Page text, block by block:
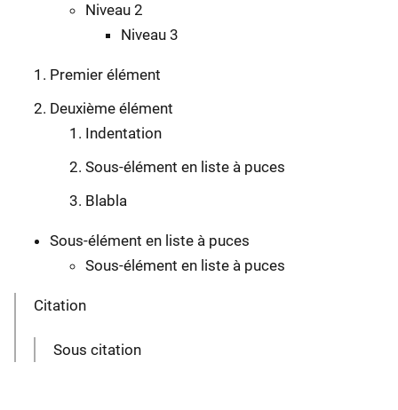
Niveau 2
Niveau 3
Premier élément
Deuxième élément
Indentation
Sous-élément en liste à puces
Blabla
Sous-élément en liste à puces
Sous-élément en liste à puces
Citation
Sous citation